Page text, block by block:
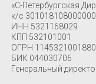
«С-Петербургская
к/с
ИНН 5321168029
КПП 532101001
ОГРН 1145321001880
БИК 044030706
Генеральный